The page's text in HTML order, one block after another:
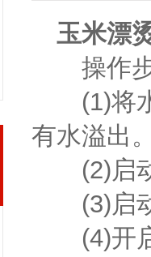
玉米漂
操作步
(1)将水
有水溢出
(2)启动
(3)启动
(4)开启